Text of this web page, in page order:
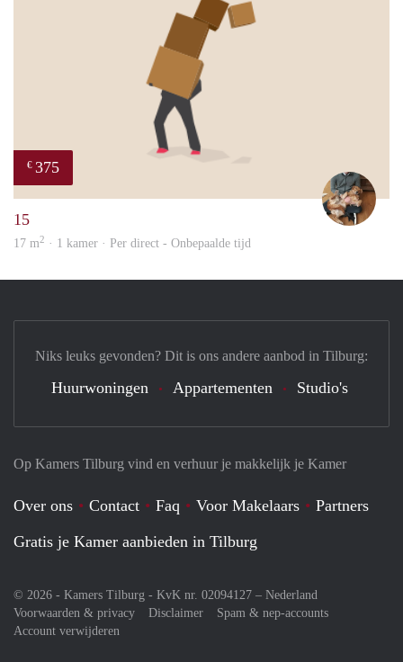
€ 375
15
17 m2 · 1 kamer · Per direct - Onbepaalde tijd
Op Kamers Tilburg vind en verhuur je makkelijk je Kamer
Over ons Contact Faq Voor Makelaars
Partners
Gratis je Kamer aanbieden in Tilburg
© 2026 - Kamers Tilburg - KvK nr. 02094127 – Nederland
Voorwaarden & privacy
Disclaimer
Spam & nep-accounts
Account verwijderen
Niks leuks gevonden? Dit is ons andere aanbod in Tilburg:
Huurwoningen Appartementen Studio's